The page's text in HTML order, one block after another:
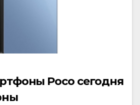
Poco сегодня